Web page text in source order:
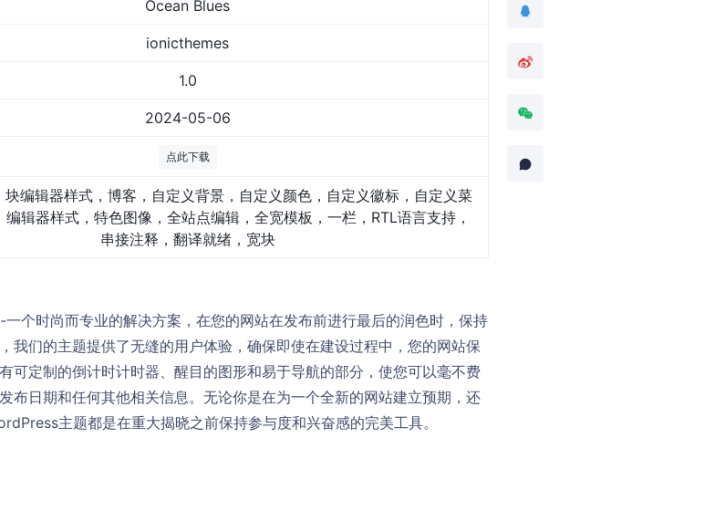
Ocean Blues
ionicthemes
1.0
2024-05-06
点此下载
块编辑器样式，博客，自定义背景，自定义颜色，自定义徽标，自定义菜
辑器样式，特色图像，全站点编辑，全宽模板，一栏，RTL语言支持，
串接注释，翻译就绪，宽块
个时尚而专业的解决方案，在您的网站在发布前进行最后的润色时，保持
我们的主题提供了无缝的用户体验，确保即使在建设过程中，您的网站保
可定制的倒计时计时器、醒目的图形和易于导航的部分，使您可以毫不费
布日期和任何其他相关信息。无论你是在为一个全新的网站建立预期，还
主题都是在重大揭晓之前保持参与度和兴奋感的完美工具。